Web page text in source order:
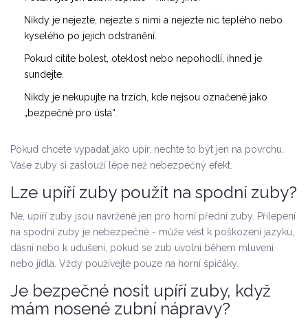
Nikdy je nejezte, nejezte s nimi a nejezte nic teplého nebo
kyselého po jejich odstranění.
Pokud cítíte bolest, oteklost nebo nepohodlí, ihned je
sundejte.
Nikdy je nekupujte na trzích, kde nejsou označené jako
„bezpečné pro ústa“.
Pokud chcete vypadat jako upír, nechte to být jen na povrchu.
Vaše zuby si zaslouží lépe než nebezpečný efekt.
Lze upíří zuby použít na spodní zuby?
Ne, upíří zuby jsou navržené jen pro horní přední zuby. Přilepení
na spodní zuby je nebezpečné - může vést k poškození jazyku,
dásní nebo k udušení, pokud se zub uvolní během mluvení
nebo jídla. Vždy používejte pouze na horní špičáky.
Je bezpečné nosit upíří zuby, když
mám nosené zubní nápravy?